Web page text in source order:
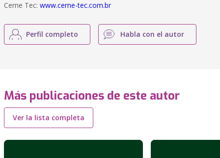
Cerne Tec: www.cerne-tec.com.br
Perfil completo Habla con el autor
Más publicaciones de este autor
Ver la lista completa